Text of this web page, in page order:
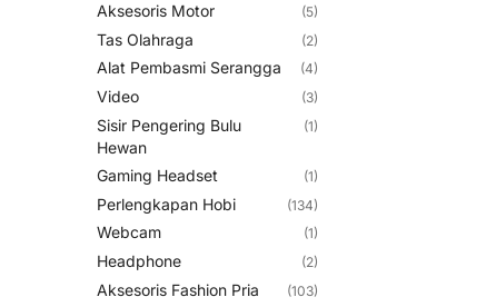
Aksesoris Motor (5)
Tas Olahraga (2)
Alat Pembasmi Serangga (4)
Video (3)
Sisir Pengering Bulu
Hewan
(1)
Gaming Headset (1)
Perlengkapan Hobi (134)
Webcam (1)
Headphone (2)
Aksesoris Fashion Pria (103)